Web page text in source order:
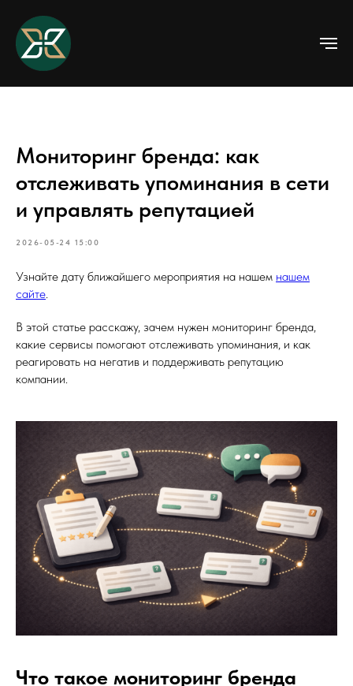
Мониторинг бренда: как
отслеживать упоминания в сети
и управлять репутацией
2026-05-24 15:00
Узнайте дату ближайшего мероприятия на нашем нашем
сайте.
В этой статье расскажу, зачем нужен мониторинг бренда,
какие сервисы помогают отслеживать упоминания, и как
реагировать на негатив и поддерживать репутацию
компании.
Что такое мониторинг бренда